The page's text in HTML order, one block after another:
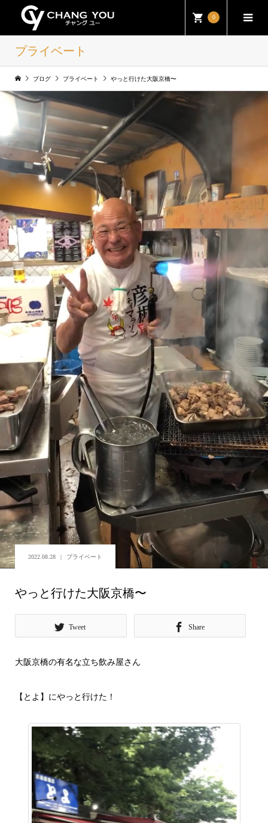
0
プライベート
ブログ プライベート やっと行けた大阪京橋〜
2022.08.28 プライベート
やっと行けた大阪京橋〜
Tweet Share
大阪京橋の有名な立ち飲み屋さん
【とよ】にやっと行けた！